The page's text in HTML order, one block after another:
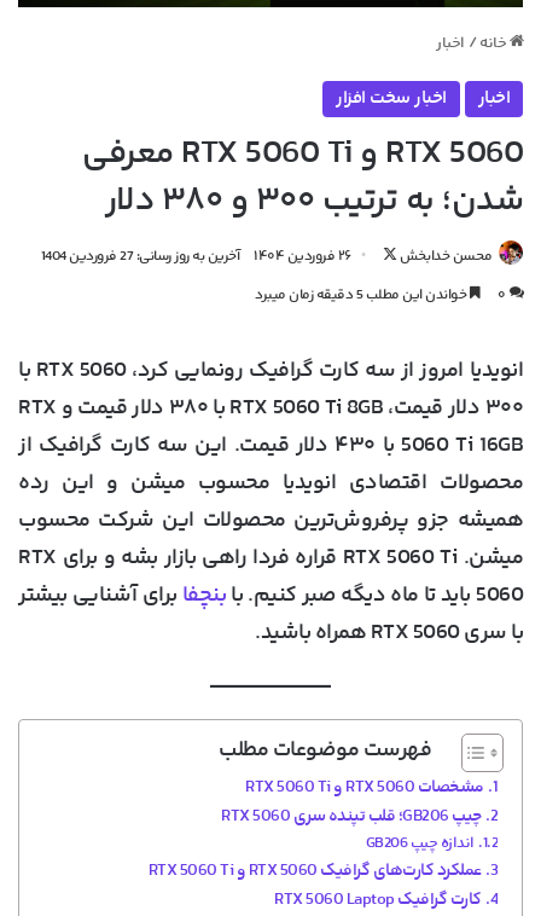
خانه / اخبار
اخبار اخبار سخت افزار
RTX 5060 و RTX 5060 Ti معرفی
شدن؛ به ترتیب ۳۰۰ و ۳۸۰ دلار
محسن خدابخش
دنبال
کردن
۲۶ فروردین ۱۴۰۴
آخرین به روز رسانی: 27 فروردین 1404
۰
خواندن این مطلب 5 دقیقه زمان میبرد
انویدیا امروز از سه کارت گرافیک رونمایی کرد، RTX 5060 با
۳۰۰ دلار قیمت، RTX 5060 Ti 8GB با ۳۸۰ دلار قیمت و RTX
5060 Ti 16GB با ۴۳۰ دلار قیمت. این سه کارت گرافیک از
محصولات اقتصادی انویدیا محسوب میشن و این رده
همیشه جزو پرفروش‌ترین محصولات این شرکت محسوب
میشن. RTX 5060 Ti قراره فردا راهی بازار بشه و برای RTX
5060 باید تا ماه دیگه صبر کنیم. با
بنچفا برای آشنایی بیشتر
با سری RTX 5060 همراه باشید.
فهرست موضوعات مطلب
مشخصات RTX 5060 و RTX 5060 Ti
چیپ GB206؛ قلب تپنده سری RTX 5060
اندازه چیپ GB206
عملکرد کارت‌های گرافیک RTX 5060 و RTX 5060 Ti
کارت گرافیک RTX 5060 Laptop